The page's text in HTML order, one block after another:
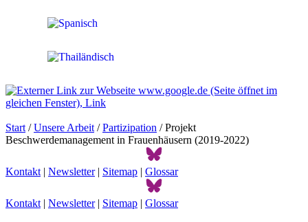
Start /Unsere Arbeit /Partizipation / Projekt
Beschwerdemanagement in Frauenhäusern (2019-2022)
Kontakt | Newsletter| Sitemap | Glossar
Kontakt | Newsletter| Sitemap | Glossar